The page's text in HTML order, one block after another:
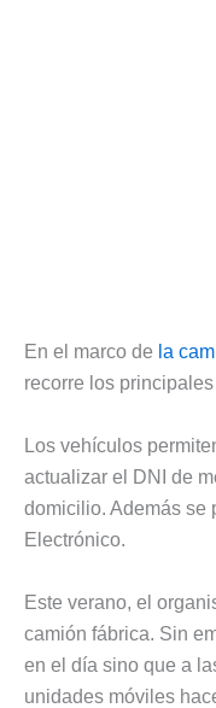
En el marco de la
recorre los
Los vehículos
actualizar el DNI de
domicilio. Además se
Electrónico.
Este verano, el
camión fábrica. Sin
en el día sino que a
unidades móviles